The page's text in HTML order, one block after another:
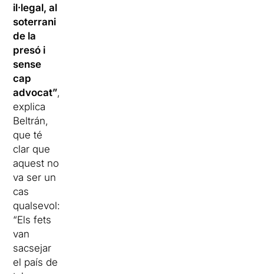
il·legal, al
soterrani
de la
presó i
sense
cap
advocat”,
explica
Beltrán,
que té
clar que
aquest no
va ser un
cas
qualsevol:
“Els fets
van
sacsejar
el país de